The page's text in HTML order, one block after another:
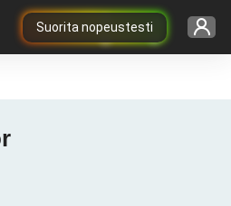
Suorita nopeustesti